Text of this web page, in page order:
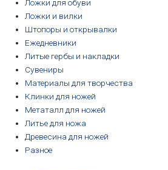
Ложки для обуви
Ложки и вилки
Штопоры и открывалки
Ежедневники
Литые гербы и накладки
Сувениры
Материалы для творчества
Клинки для ножей
Метаталл для ножей
Литье для ножа
Древесина для ножей
Разное